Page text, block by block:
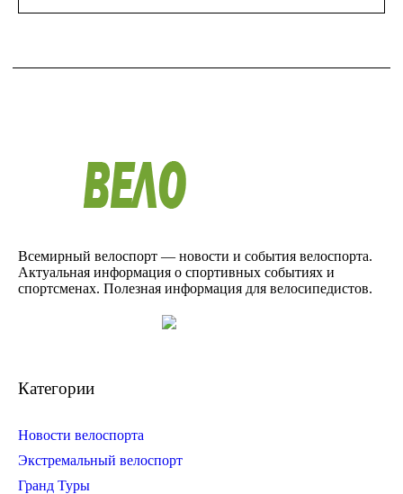
Всемирный велоспорт — новости и события велоспорта.
Актуальная информация о спортивных событиях и
спортсменах. Полезная информация для велосипедистов.
Категории
Новости велоспорта
Экстремальный велоспорт
Гранд Туры